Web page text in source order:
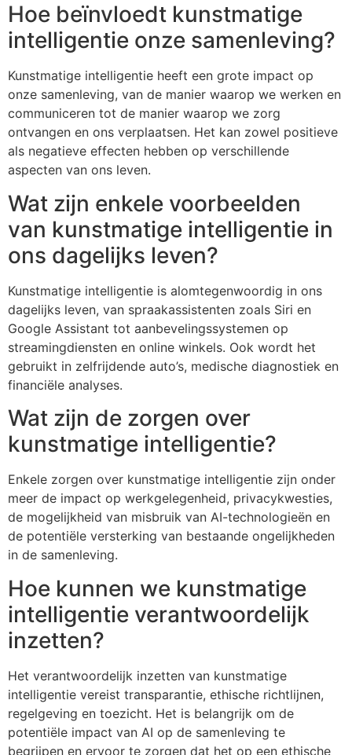
Hoe beïnvloedt kunstmatige
intelligentie onze samenleving?
Kunstmatige intelligentie heeft een grote impact op
onze samenleving, van de manier waarop we werken en
communiceren tot de manier waarop we zorg
ontvangen en ons verplaatsen. Het kan zowel positieve
als negatieve effecten hebben op verschillende
aspecten van ons leven.
Wat zijn enkele voorbeelden
van kunstmatige intelligentie in
ons dagelijks leven?
Kunstmatige intelligentie is alomtegenwoordig in ons
dagelijks leven, van spraakassistenten zoals Siri en
Google Assistant tot aanbevelingssystemen op
streamingdiensten en online winkels. Ook wordt het
gebruikt in zelfrijdende auto’s, medische diagnostiek en
financiële analyses.
Wat zijn de zorgen over
kunstmatige intelligentie?
Enkele zorgen over kunstmatige intelligentie zijn onder
meer de impact op werkgelegenheid, privacykwesties,
de mogelijkheid van misbruik van AI-technologieën en
de potentiële versterking van bestaande ongelijkheden
in de samenleving.
Hoe kunnen we kunstmatige
intelligentie verantwoordelijk
inzetten?
Het verantwoordelijk inzetten van kunstmatige
intelligentie vereist transparantie, ethische richtlijnen,
regelgeving en toezicht. Het is belangrijk om de
potentiële impact van AI op de samenleving te
begrijpen en ervoor te zorgen dat het op een ethische